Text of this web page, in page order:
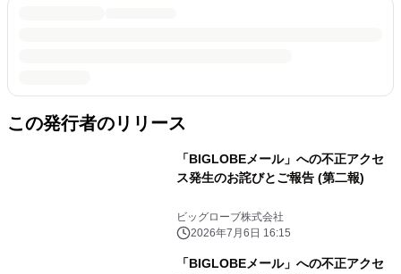
この発行者のリリース
「BIGLOBEメール」への不正アクセ
ス発生のお詫びとご報告 (第二報)
ビッグローブ株式会社
2026年7月6日 16:15
「BIGLOBEメール」への不正アクセ